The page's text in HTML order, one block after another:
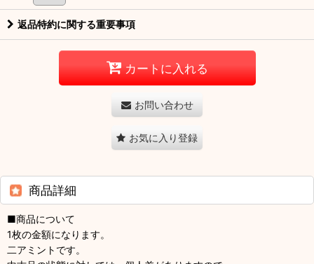
返品特約に関する重要事項
カートに入れる
お問い合わせ
お気に入り登録
商品詳細
■商品について
1枚の金額になります。
二アミントです。